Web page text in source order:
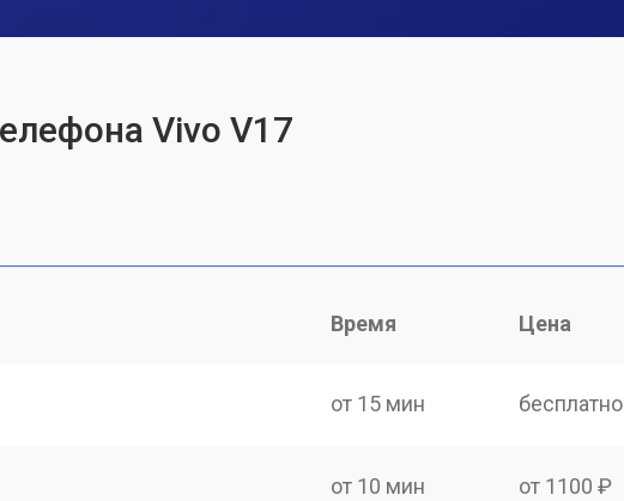
Vivo V17
Время Цена
от 15 мин бесплатно
от 10 мин от 1100 ₽